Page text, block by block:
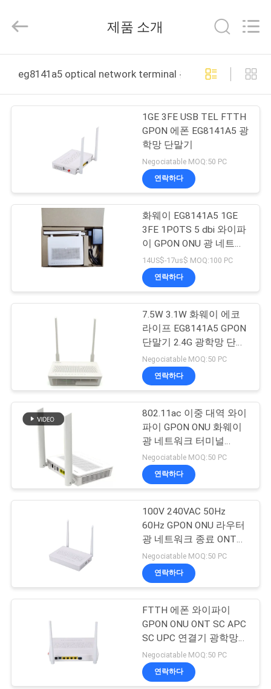
제
리
여
여
관
락
INDUSTRIAL
Rights
제품 소개
eg8141a5 optical network terminal 온라인 제조
1GE 3FE USB TEL FTTH
GPON 에폰 EG8141A5 광
학망 단말기
Negociatable MOQ:50 PC
연락하다
화웨이 EG8141A5 1GE
3FE 1POTS 5 dbi 와이파
이 GPON ONU 광 네트워
크 터미널
14US$-17us$ MOQ:100 PC
연락하다
7.5W 3.1W 화웨이 에코
라이프 EG8141A5 GPON
단말기 2.4G 광학망 단말
기
Negociatable MOQ:50 PC
연락하다
802.11ac 이중 대역 와이
파이 GPON ONU 화웨이
광 네트워크 터미널
EG8145V5
Negociatable MOQ:50 PC
연락하다
100V 240VAC 50Hz
60Hz GPON ONU 라우터
광 네트워크 종료 ONT
EPON WiFi
Negociatable MOQ:50 PC
연락하다
FTTH 에폰 와이파이
GPON ONU ONT SC APC
SC UPC 연결기 광학망
단말기
Negociatable MOQ:50 PC
연락하다